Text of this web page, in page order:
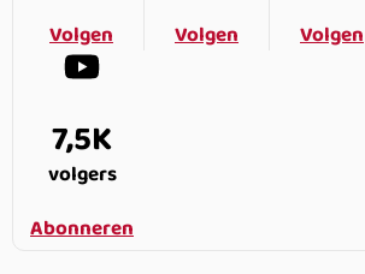
Volgen
Volgen
Volgen
7,5K
volgers
Abonneren